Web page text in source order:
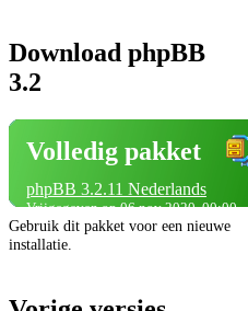
Download phpBB
3.2
Volledig pakket
phpBB 3.2.11 Nederlands
Vrijgegeven op 06 nov 2020, 00:00
Gebruik dit pakket voor een nieuwe
installatie.